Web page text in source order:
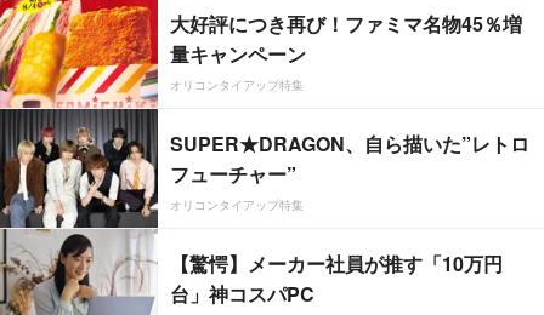
大好評につき再び！ファミマ名物45％増
量キャンペーン
オリコンタイアップ特集
SUPER★DRAGON、自ら描いた”レトロ
フューチャー”
オリコンタイアップ特集
【驚愕】メーカー社員が推す「10万円
台」神コスパPC